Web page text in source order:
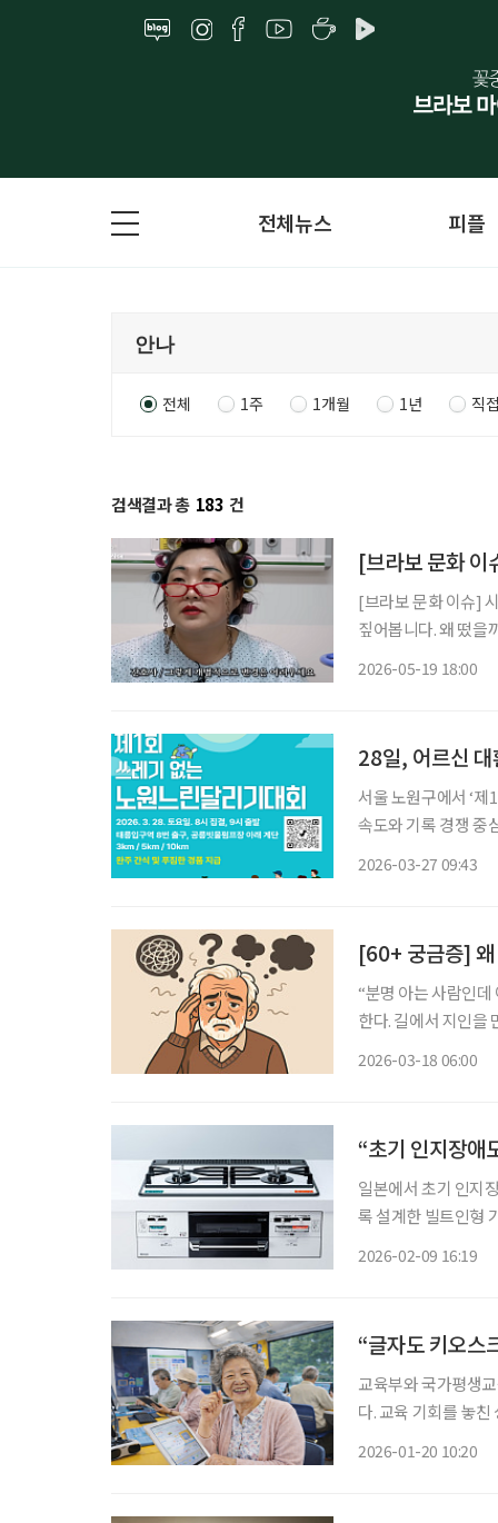
전체뉴스 피플
전체 1주 1개월 1년 직
검색결과 총 183 건
[브라보 문화 이
[브라보 문화 이슈]
짚어봅니다. 왜 떴을까? 개그우먼 이수지가 유튜브 채널 ‘핫이슈지’를 통해 사회 풍자형 캐릭
2026-05-19 18:00
28일, 어르신 대
서울 노원구에서 ‘제
속도와 기록 경쟁 중
2026-03-27 09:43
[60+ 궁금증] 왜
“분명 아는 사람인
한다. 길에서 지인을
2026-03-18 06:00
“초기 인지장애
일본에서 초기 인지
록 설계한 빌트인형 가스레인지가
2026-02-09 16:19
“글자도 키오스
교육부와 국가평생
다. 교육 기회를 놓
2026-01-20 10:20